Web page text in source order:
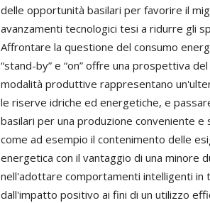
delle opportunità basilari per favorire il
avanzamenti tecnologici tesi a ridurre gli
Affrontare la questione del consumo
“stand-by” e “on” offre una prospettiva
modalità produttive rappresentano
le riserve idriche ed energetiche, e
basilari per una produzione conveniente
come ad esempio il contenimento delle
energetica con il vantaggio di una minore
nell'adottare comportamenti intelligenti in
dall'impatto positivo ai fini di un utilizzo